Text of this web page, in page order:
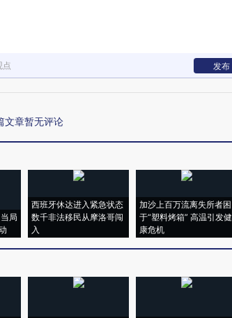
点 发布
文章暂无评论
局
西班牙休达进入紧急状态
数千非法移民从摩洛哥闯
入
加沙上百万流离失所者困
于“塑料烤箱” 高温引发健
康危机